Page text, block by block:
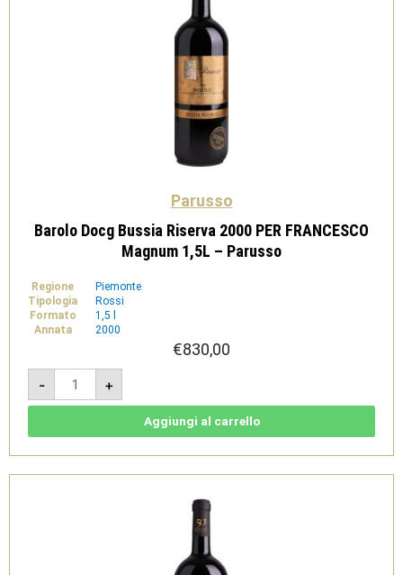
Parusso
Barolo Docg Bussia Riserva 2000 PER FRANCESCO
Magnum 1,5L – Parusso
Regione
Piemonte
Tipologia
Rossi
Formato
1,5 l
Annata
2000
€830,00
-
Barolo
Docg
Bussia
Riserva
Magnum
-
+
Aggiungi al carrello